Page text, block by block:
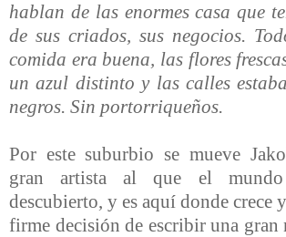
hablan de las enormes casa que
de sus criados, sus negocios.
comida era buena, las flores
un azul distinto y las calles
negros. Sin portorriqueños.
Por este suburbio se mueve
gran artista al que el
descubierto, y es aquí donde crece
firme decisión de escribir una gran